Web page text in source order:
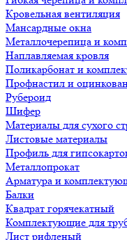
Кровельная вентиляция
Мансардные окна
Металлочерепица и
Наплавляемая кровля
Поликарбонат и
Профнастил и
Рубероид
Шифер
Материалы для сухого
Листовые материалы
Профиль для
Металлопрокат
Арматура и
Балки
Квадрат горячекатный
Комплектующие для
Лист рифленый